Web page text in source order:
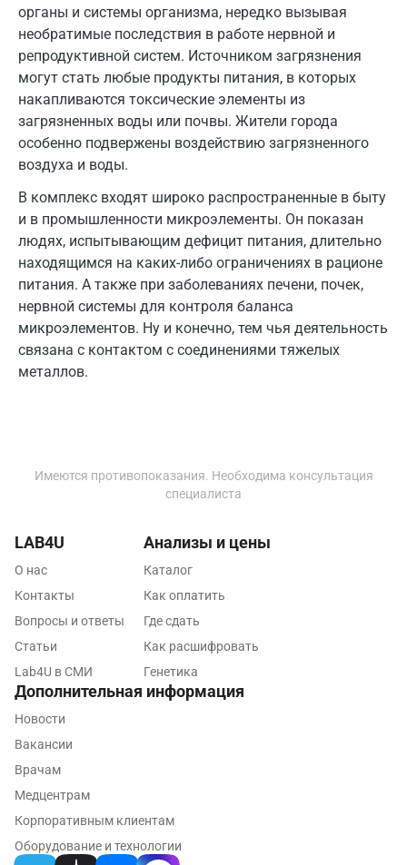
органы и системы организма, нередко вызывая
необратимые последствия в работе нервной и
репродуктивной систем. Источником загрязнения
могут стать любые продукты питания, в которых
накапливаются токсические элементы из
загрязненных воды или почвы. Жители города
особенно подвержены воздействию загрязненного
воздуха и воды.
В комплекс входят широко распространенные в быту
и в промышленности микроэлементы. Он показан
людях, испытывающим дефицит питания, длительно
находящимся на каких-либо ограничениях в рационе
питания. А также при заболеваниях печени, почек,
нервной системы для контроля баланса
микроэлементов. Ну и конечно, тем чья деятельность
связана с контактом с соединениями тяжелых
металлов.
Кемерово
Ковров
Коломна
Королев
Кострома
Котельники
Красногорск
Краснодар
Красноярск
Курск
Лабинск
Люберцы
Мурино
Мытищи
Набережные Челны
Наро-Фоминск
Нижневартовск
Новокузнецк
Новороссийск
Имеются противопоказания. Необходима консультация
специалиста
LAB4U
О нас
Контакты
Вопросы и ответы
Статьи
Lab4U в СМИ
Анализы и цены
Каталог
Как оплатить
Где сдать
Как расшифровать
Генетика
Дополнительная информация
Новости
Вакансии
Врачам
Медцентрам
Корпоративным клиентам
Оборудование и технологии